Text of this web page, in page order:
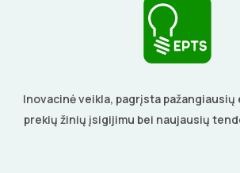
KALIMO ĮRANKIAI
LITAVIMO, KLIJAVIMO
ELEKTRINIAI ĮRANKIAI
ŽYMEKLIAI
Inovacinė veikla, pagrįsta
prekių žinių įsigijimu bei naujausių